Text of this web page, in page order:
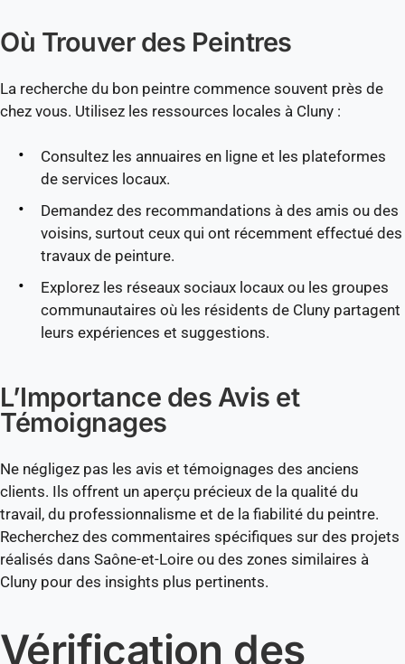
Où Trouver des Peintres
La recherche du bon peintre commence souvent près de
chez vous. Utilisez les ressources locales à Cluny :
Consultez les annuaires en ligne et les plateformes
de services locaux.
Demandez des recommandations à des amis ou des
voisins, surtout ceux qui ont récemment effectué des
travaux de peinture.
Explorez les réseaux sociaux locaux ou les groupes
communautaires où les résidents de Cluny partagent
leurs expériences et suggestions.
L’Importance des Avis et
Témoignages
Ne négligez pas les avis et témoignages des anciens
clients. Ils offrent un aperçu précieux de la qualité du
travail, du professionnalisme et de la fiabilité du peintre.
Recherchez des commentaires spécifiques sur des projets
réalisés dans Saône-et-Loire ou des zones similaires à
Cluny pour des insights plus pertinents.
Vérification des